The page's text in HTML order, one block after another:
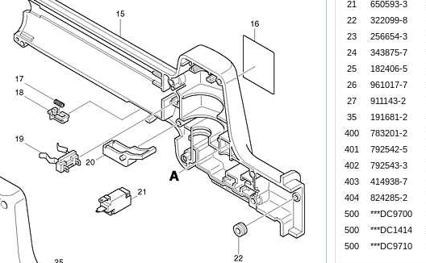
21
650593-3
22
322099-8
23
256654-3
24
343875-7
25
182406-5
26
961017-7
27
911143-2
35
191681-2
400
783201-2
401
792542-5
402
792543-3
403
414938-7
404
824285-2
500
***DC9700
500
***DC1414
500
***DC9710